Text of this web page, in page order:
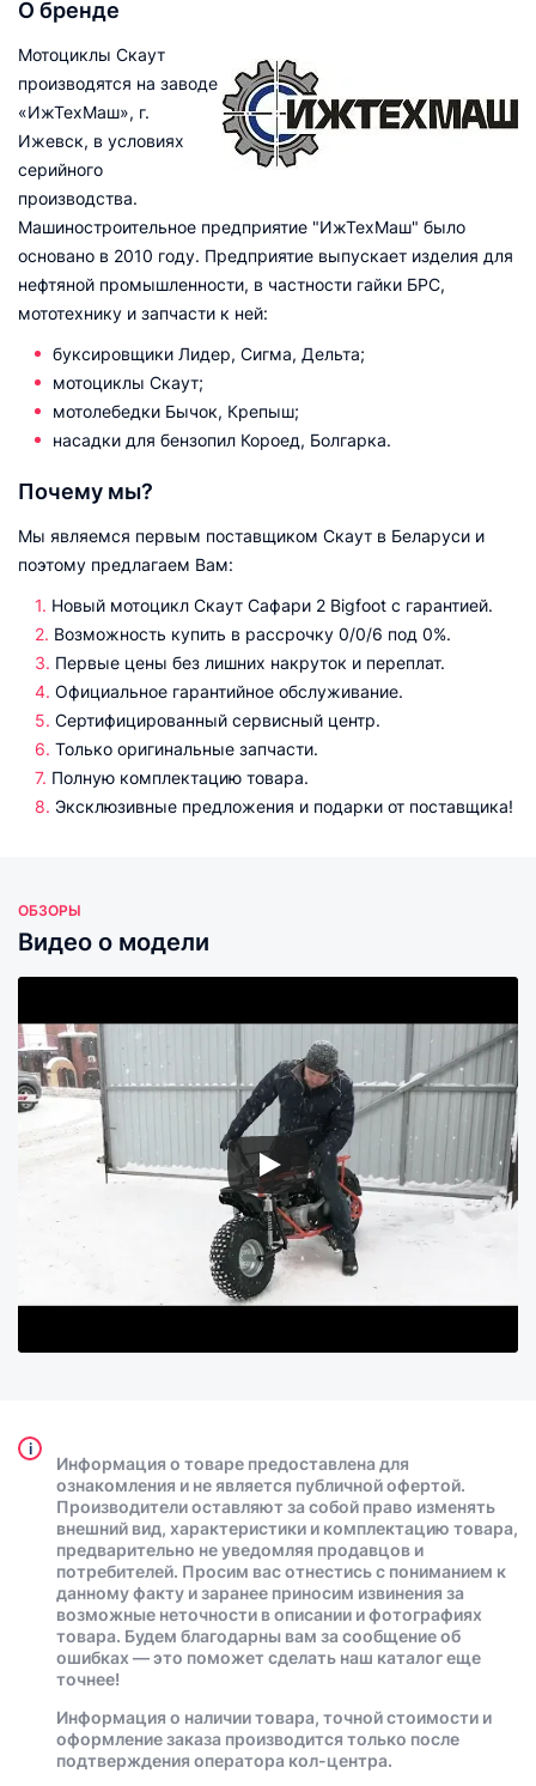
О бренде
Мотоциклы Скаут
производятся на заводе
«ИжТехМаш», г.
Ижевск, в условиях
серийного
производства.
Машиностроительное предприятие "ИжТехМаш" было
основано в 2010 году. Предприятие выпускает изделия для
нефтяной промышленности, в частности гайки БРС,
мототехнику и запчасти к ней:
буксировщики Лидер, Сигма, Дельта;
мотоциклы Скаут;
мотолебедки Бычок, Крепыш;
насадки для бензопил Короед, Болгарка.
Почему мы?
Мы являемся первым поставщиком Скаут в Беларуси и
поэтому предлагаем Вам:
Новый мотоцикл Скаут Сафари 2 Bigfoot с гарантией.
Возможность купить в рассрочку 0/0/6 под 0%.
Первые цены без лишних накруток и переплат.
Официальное гарантийное обслуживание.
Сертифицированный сервисный центр.
Только оригинальные запчасти.
Полную комплектацию товара.
Эксклюзивные предложения и подарки от поставщика!
ОБЗОРЫ
Видео о модели
i
Информация о товаре предоставлена для
ознакомления и не является публичной офертой.
Производители оставляют за собой право изменять
внешний вид, характеристики и комплектацию товара,
предварительно не уведомляя продавцов и
потребителей. Просим вас отнестись с пониманием к
данному факту и заранее приносим извинения за
возможные неточности в описании и фотографиях
товара. Будем благодарны вам за сообщение об
ошибках — это поможет сделать наш каталог еще
точнее!
Информация о наличии товара, точной стоимости и
оформление заказа производится только после
подтверждения оператора кол-центра.